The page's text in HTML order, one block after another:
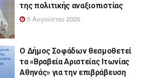
της πολιτικής αναξιοπιστίας
5 Αυγούστου 2026
Ο Δήμος Σοφάδων θεσμοθετεί
τα «Βραβεία Αριστείας Ιτωνίας
Αθηνάς» για την επιβράβευση